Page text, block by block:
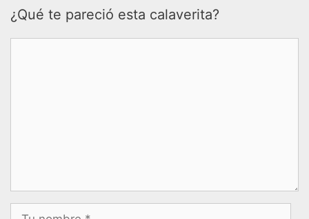
¿Qué te pareció esta calaverita?
Nombre